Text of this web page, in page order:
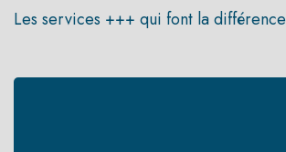
Les services +++ qui font la différence